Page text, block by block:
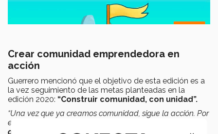
Crear comunidad emprendedora en
acción
Guerrero mencionó que el objetivo de esta edición es a
la vez seguimiento de las metas planteadas en la
edición 2020: “Construir comunidad, con unidad”.
“Una vez que ya creamos comunidad, sigue la acción. Por
eso, en la edición 2021, buscamos hacer un
acción
a todos esos agentes de cambio